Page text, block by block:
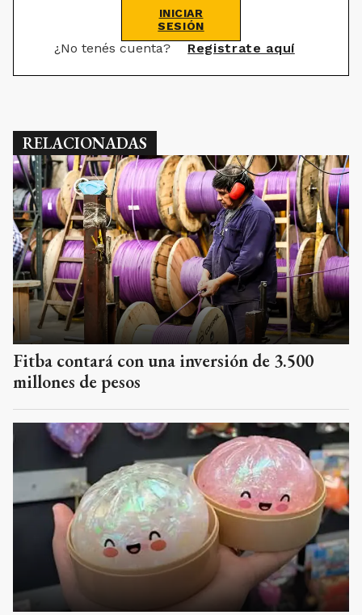
INICIAR
SESIÓN
¿No tenés cuenta? Registrate aquí
RELACIONADAS
Fitba contará con una inversión de 3.500
millones de pesos